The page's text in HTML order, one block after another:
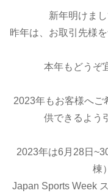
新年明けま
昨年は、お取引先様
本年もどうぞ
2023年もお客様へご
供できるよう
2023年は6月28日
棟
Japan Sports Week